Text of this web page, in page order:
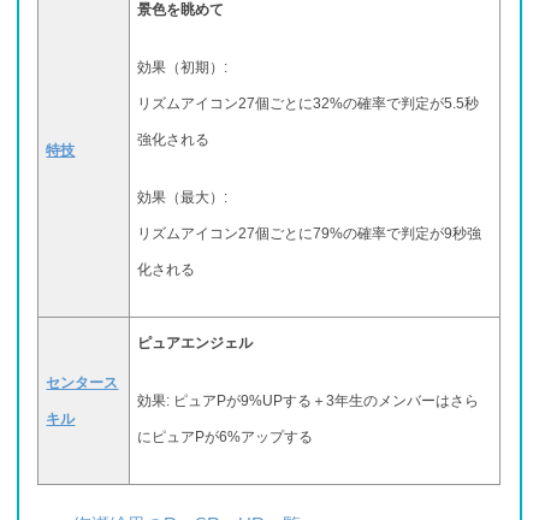
特技
景色を眺めて
効果（初期）:
リズムアイコン27個ごとに32%の確率で判定が5.5秒
強化される
効果（最大）:
リズムアイコン27個ごとに79%の確率で判定が9秒強
化される
センタース
キル
ピュアエンジェル
効果: ピュアPが9%UPする＋3年生のメンバーはさら
にピュアPが6%アップする